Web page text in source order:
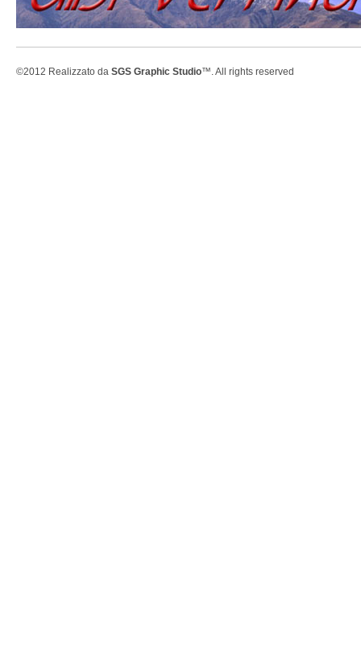
©2012 Realizzato da SGS Graphic Studio™. All rights reserved